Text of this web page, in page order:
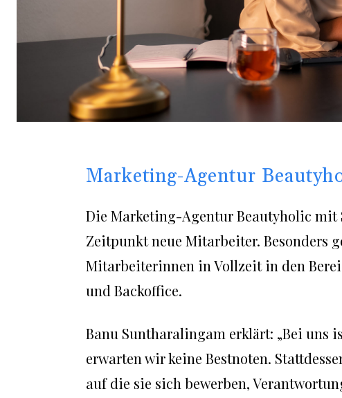
Marketing-Agentur
Die Marketing-Agentur Beautyholic
Zeitpunkt neue Mitarbeiter.
Mitarbeiterinnen in Vollzeit in den
und Backoffice.
Banu Suntharalingam erklärt: „Bei uns
erwarten wir keine Bestnoten.
auf die sie sich bewerben,